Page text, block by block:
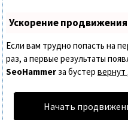
Ускорение продвижения
Если вам трудно попасть на
раз, а первые результаты
SeoHammerза бустервернут
Начать